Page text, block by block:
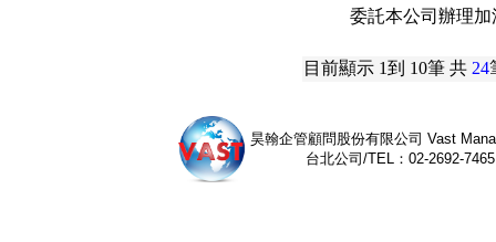
委託本公司辦理
目前顯示 1到 10筆 共 24
昊翰企管顧問股份有限公司 Vast
台北公司/TEL：02-2692-